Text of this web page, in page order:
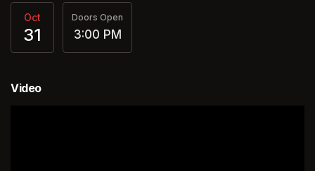
Oct
31
Doors Open
3:00 PM
Video